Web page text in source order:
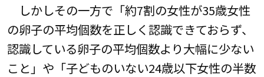
しかしその一方で「約7割の女性が35歳女性
の卵子の平均個数を正しく認識できておらず、
認識している卵子の平均個数より大幅に少ない
こと」や「子どものいない24歳以下女性の半数